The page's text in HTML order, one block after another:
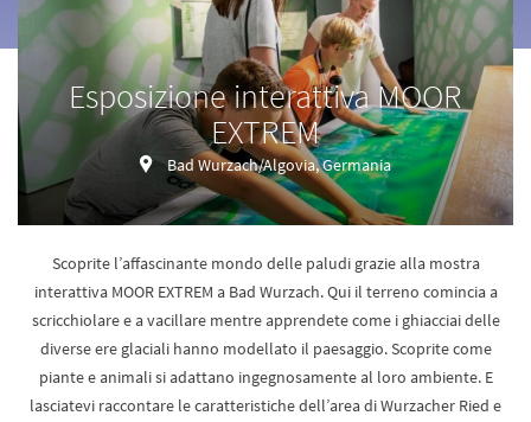
Esposizione interattiva MOOR
EXTREM
Bad Wurzach/Algovia, Germania
Scoprite l’affascinante mondo delle paludi grazie alla mostra
interattiva MOOR EXTREM a Bad Wurzach. Qui il terreno comincia a
scricchiolare e a vacillare mentre apprendete come i ghiacciai delle
diverse ere glaciali hanno modellato il paesaggio. Scoprite come
piante e animali si adattano ingegnosamente al loro ambiente. E
lasciatevi raccontare le caratteristiche dell’area di Wurzacher Ried e